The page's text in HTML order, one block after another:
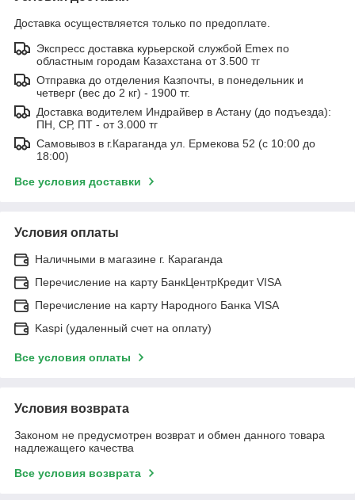
Доставка осуществляется только по предоплате.
Экспресс доставка курьерской службой Emex по
областным городам Казахстана от 3.500 тг
Отправка до отделения Казпочты, в понедельник и
четверг (вес до 2 кг) - 1900 тг.
Доставка водителем Индрайвер в Астану (до подъезда):
ПН, СР, ПТ - от 3.000 тг
Самовывоз в г.Караганда ул. Ермекова 52 (с 10:00 до
18:00)
Все условия доставки
Условия оплаты
Наличными в магазине г. Караганда
Перечисление на карту БанкЦентрКредит VISA
Перечисление на карту Народного Банка VISA
Kaspi (удаленный счет на оплату)
Все условия оплаты
Условия возврата
Законом не предусмотрен возврат и обмен данного товара
надлежащего качества
Все условия возврата